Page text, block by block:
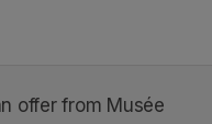
offer from Musée